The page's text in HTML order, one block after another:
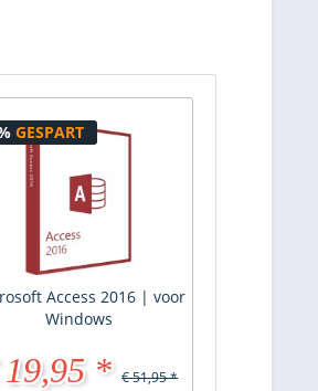
GESPART
Access 2016 | voor
Windows
* € 51,95 *